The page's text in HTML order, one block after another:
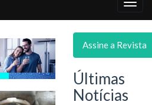
Assine a Revista
Últimas
Notícias